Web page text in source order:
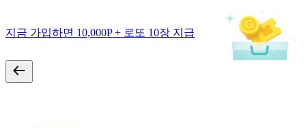
지금 가입하면 10,000P + 로또 10장 지급